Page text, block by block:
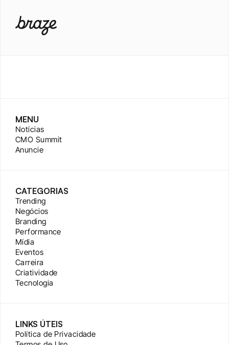
MENU
Notícias
CMO Summit
Anuncie
CATEGORIAS
Trending
Negócios
Branding
Performance
Mídia
Eventos
Carreira
Criatividade
Tecnologia
LINKS ÚTEIS
Política de Privacidade